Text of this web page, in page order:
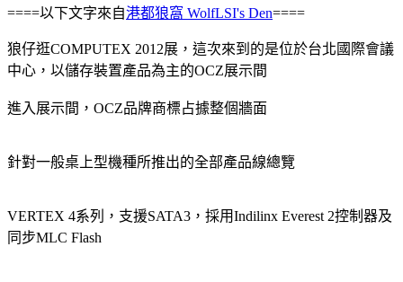
====以下文字來自港都狼窩 WolfLSI's Den====
狼仔逛COMPUTEX 2012展，這次來到的是位於台北國際會議
中心，以儲存裝置產品為主的OCZ展示間
進入展示間，OCZ品牌商標占據整個牆面
針對一般桌上型機種所推出的全部產品線總覽
VERTEX 4系列，支援SATA3，採用Indilinx Everest 2控制器及
同步MLC Flash